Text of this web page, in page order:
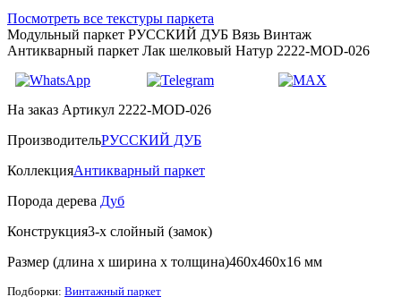
Посмотреть все текстуры паркета
Модульный паркет РУССКИЙ ДУБ Вязь Винтаж
Антикварный паркет Лак шелковый Натур 2222-MOD-026
На заказ Артикул 2222-MOD-026
ПроизводительРУССКИЙ ДУБ
КоллекцияАнтикварный паркет
Порода дерева Дуб
Конструкция3-х слойный (замок)
Размер (длина х ширина х толщина)460х460х16 мм
Подборки: Винтажный паркет